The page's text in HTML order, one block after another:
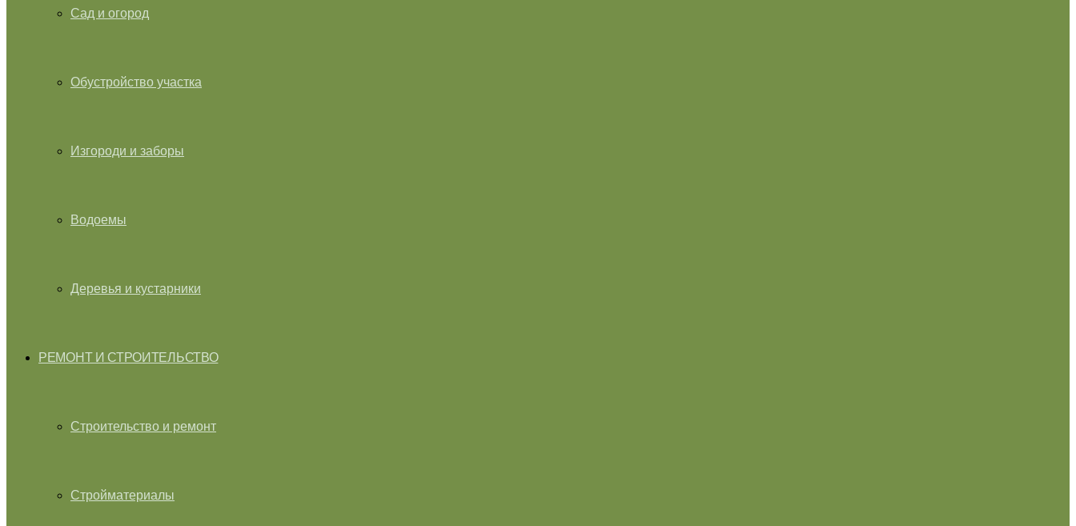
Сад и огород
Обустройство участка
Изгороди и заборы
Водоемы
Деревья и кустарники
РЕМОНТ И СТРОИТЕЛЬСТВО
Строительство и ремонт
Стройматериалы